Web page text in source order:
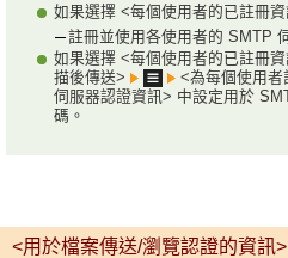
如果選擇 <每個使用者的已註冊資
註冊並使用各使用者的 SMTP
如果選擇 <每個使用者的已註冊
描後傳送>
<為每個使用者
伺服器認證資訊> 中設定用於
碼。
<用於檔案傳送/瀏覽認證的資訊>